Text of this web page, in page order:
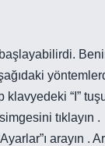
klavyedeki “I”
tıklayın .
arayın .